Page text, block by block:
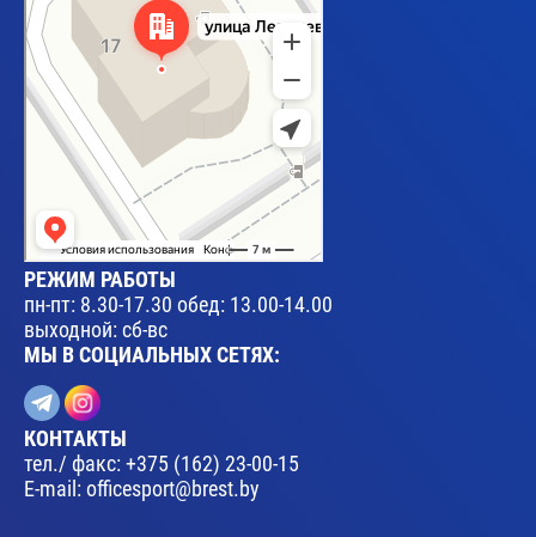
РЕЖИМ РАБОТЫ
пн-пт: 8.30-17.30 обед: 13.00-14.00
выходной: сб-вс
МЫ В СОЦИАЛЬНЫХ СЕТЯХ:
КОНТАКТЫ
тел./ факс:+375 (162) 23-00-15
E-mail: officesport@brest.by